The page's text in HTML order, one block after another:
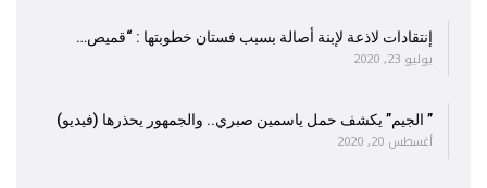
إنتقادات لاذعة لإبنة أصالة بسبب فستان خطوبتها : “قميص…
يوليو 23, 2020
” الجيم” يكشف حمل ياسمين صبري.. والجمهور يحذرها (فيديو)
أغسطس 20, 2020